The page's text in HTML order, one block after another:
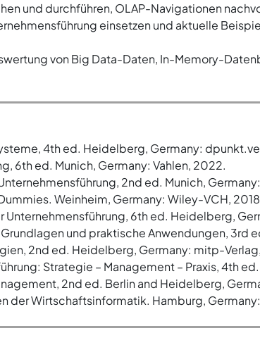
und durchführen, OLAP-Navigationen
einsetzen und aktuelle
von Big Data-Daten, In-Memory-
4th ed. Heidelberg, Germany:
6th ed. Munich, Germany: Vahlen, 2022.
2nd ed. Munich,
Weinheim, Germany: Wiley-VCH,
Unternehmensführung, 6th ed. Heidelberg,
und praktische Anwendungen, 3rd
2nd ed. Heidelberg, Germany: mitp-
Strategie – Management – Praxis, 4th
2nd ed. Berlin and Heidelberg,
der Wirtschaftsinformatik. Hamburg,